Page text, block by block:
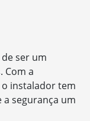
ser um
Com a
instalador tem
segurança um